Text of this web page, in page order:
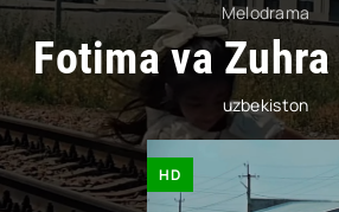
Melodrama
Fotima va
uzbekiston
HD